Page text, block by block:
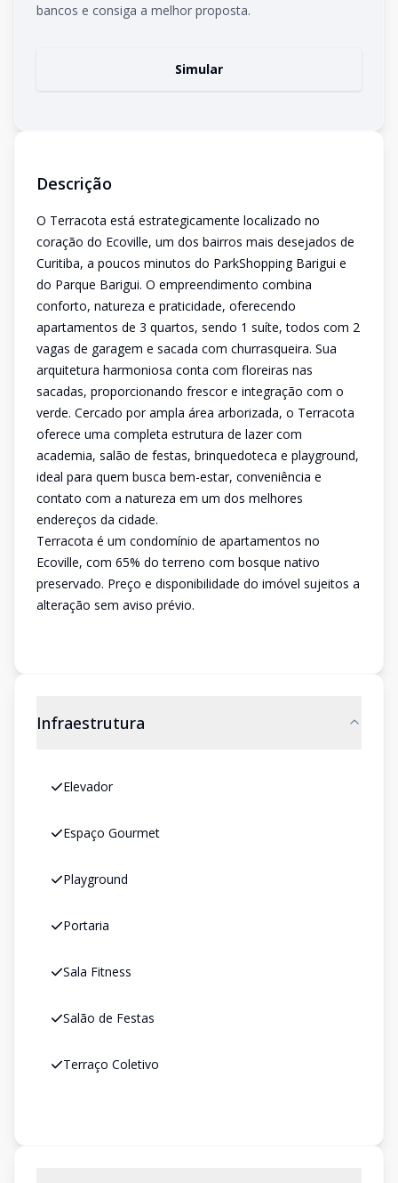
bancos e consiga a melhor proposta.
Simular
Descrição
O Terracota está estrategicamente localizado no
coração do Ecoville, um dos bairros mais desejados de
Curitiba, a poucos minutos do ParkShopping Barigui e
do Parque Barigui. O empreendimento combina
conforto, natureza e praticidade, oferecendo
apartamentos de 3 quartos, sendo 1 suíte, todos com 2
vagas de garagem e sacada com churrasqueira. Sua
arquitetura harmoniosa conta com floreiras nas
sacadas, proporcionando frescor e integração com o
verde. Cercado por ampla área arborizada, o Terracota
oferece uma completa estrutura de lazer com
academia, salão de festas, brinquedoteca e playground,
ideal para quem busca bem-estar, conveniência e
contato com a natureza em um dos melhores
endereços da cidade.
Terracota é um condomínio de apartamentos no
Ecoville, com 65% do terreno com bosque nativo
preservado. Preço e disponibilidade do imóvel sujeitos a
alteração sem aviso prévio.
Infraestrutura
Elevador
Espaço Gourmet
Playground
Portaria
Sala Fitness
Salão de Festas
Terraço Coletivo